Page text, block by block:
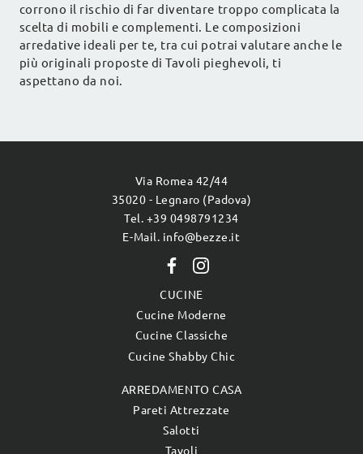
corrono il rischio di far diventare troppo complicata la
scelta di mobili e complementi. Le composizioni
arredative ideali per te, tra cui potrai valutare anche le
più originali proposte di Tavoli pieghevoli, ti
aspettano da noi.
Via Romea 42/44
35020 - Legnaro (Padova)
Tel. +39 0498791234
E-Mail. info@bezze.it
CUCINE
Cucine Moderne
Cucine Classiche
Cucine Shabby Chic
ARREDAMENTO CASA
Pareti Attrezzate
Salotti
Tavoli